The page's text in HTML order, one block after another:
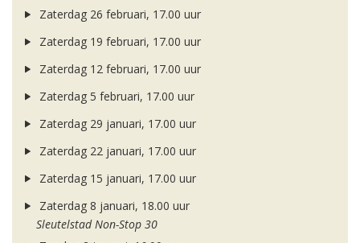
Zaterdag 26 februari, 17.00 uur
Zaterdag 19 februari, 17.00 uur
Zaterdag 12 februari, 17.00 uur
Zaterdag 5 februari, 17.00 uur
Zaterdag 29 januari, 17.00 uur
Zaterdag 22 januari, 17.00 uur
Zaterdag 15 januari, 17.00 uur
Zaterdag 8 januari, 18.00 uur
Sleutelstad Non-Stop 30